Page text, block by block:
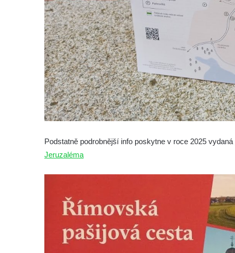
Křížová cesta Římov – XXIII. kaple –
Kalvárie
Křížová cesta Římov – XXII. kaple – Šimon
Cyrénský pomáhá Ježíši nést kříž
Křížová cesta Římov – XXI. kaple –
Popravní brána
Křížová cesta Římov – XX. kaple – Svatá
Veronika potkává Ježíše a utírá mu do své
Křížová cesta Římov – XIX. kaple – Kristus
kříž nesoucí potkává Pannu Marii
Křížová cesta Římov – XVII. kaple – Velký
Pilát
Křížová cesta Římov – XVI. kaple – U
Herodesa
Podstatně podrobnější info poskytne v roce 2025 vydaná
Jeruzaléma